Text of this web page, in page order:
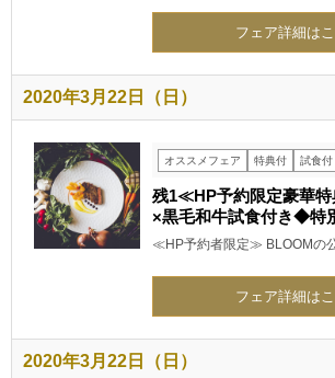
フェア詳細は
2020年3月22日（日）
オススメフェア 特典付 試食付
残1≪HP予約限定豪華
×黒毛和牛試食付き◆特
≪HP予約者限定≫ BLOOMの
フェア詳細は
2020年3月22日（日）